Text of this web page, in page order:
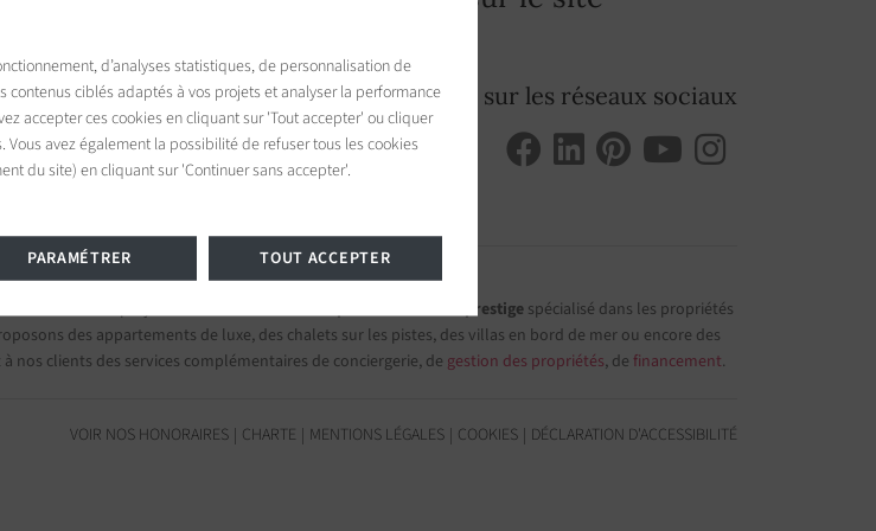
Suivez-nous sur les réseaux sociaux
nous vos projets d’investissement.Groupe immobilier de prestige spécialisé dans les propriétés
des appartements de luxe, des chalets sur les pistes, des villas en bord de mer ou encore des
nos clients des services complémentaires de conciergerie, de gestion des propriétés, de financement.
VOIR NOS HONORAIRES CHARTE MENTIONS LÉGALES COOKIES DÉCLARATION D'ACCESSIBILITÉ
d’analyses statistiques, de personnalisation de
contenus ciblés adaptés à vos projets et analyser la performance
accepter ces cookies en cliquant sur 'Tout accepter' ou cliquer
Vous avez également la possibilité de refuser tous les cookies
du site) en cliquant sur 'Continuer sans accepter'.
PARAMÉTRER TOUT ACCEPTER